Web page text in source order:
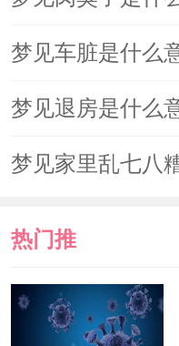
梦见车脏是什么
梦见退房是什么
梦见家里乱七八
热门推
荐